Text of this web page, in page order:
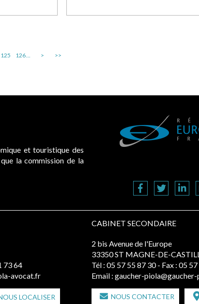
125 126... > >>
et touristique des
la commission de la
73 64
avocat.fr
LOCALISER
CABINET SECONDAIRE
2 bis Avenue de l'Europe
33350 ST MAGNE-DE-
Tél : 05 57 55 87 30 - Fax : 05
Email : gaucher-
NOUS CONTACTER